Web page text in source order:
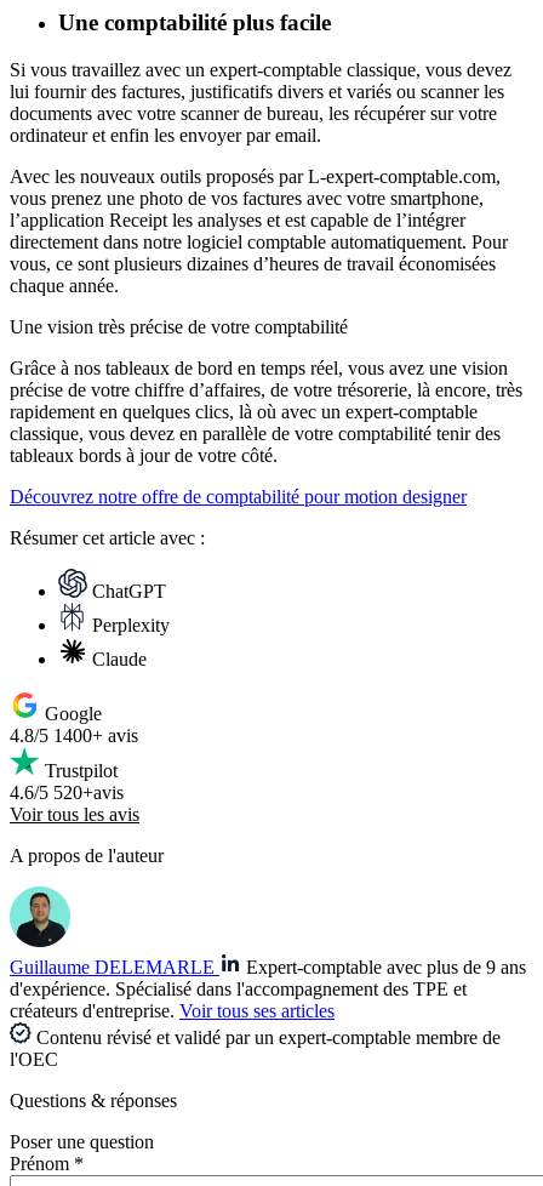
Une comptabilité plus facile
Si vous travaillez avec un expert-comptable classique, vous devez
lui fournir des factures, justificatifs divers et variés ou scanner les
documents avec votre scanner de bureau, les récupérer sur votre
ordinateur et enfin les envoyer par email.
Avec les nouveaux outils proposés par L-expert-comptable.com,
vous prenez une photo de vos factures avec votre smartphone,
l’application Receipt les analyses et est capable de l’intégrer
directement dans notre logiciel comptable automatiquement. Pour
vous, ce sont plusieurs dizaines d’heures de travail économisées
chaque année.
Une vision très précise de votre comptabilité
Grâce à nos tableaux de bord en temps réel, vous avez une vision
précise de votre chiffre d’affaires, de votre trésorerie, là encore, très
rapidement en quelques clics, là où avec un expert-comptable
classique, vous devez en parallèle de votre comptabilité tenir des
tableaux bords à jour de votre côté.
Découvrez notre offre de comptabilité pour motion designer
Résumercet article avec :
ChatGPT
Perplexity
Claude
Google
4.8/5 1400+ avis
Trustpilot
4.6/5 520+avis
Voir tous les avis
A propos de l'auteur
Guillaume DELEMARLE
Expert-comptable avec plus de 9 ans
d'expérience. Spécialisé dans l'accompagnement des TPE et
créateurs d'entreprise. Voir tous ses articles
Contenu révisé et validé par un expert-comptable membre de
l'OEC
Questions & réponses
Poser une question
Prénom *